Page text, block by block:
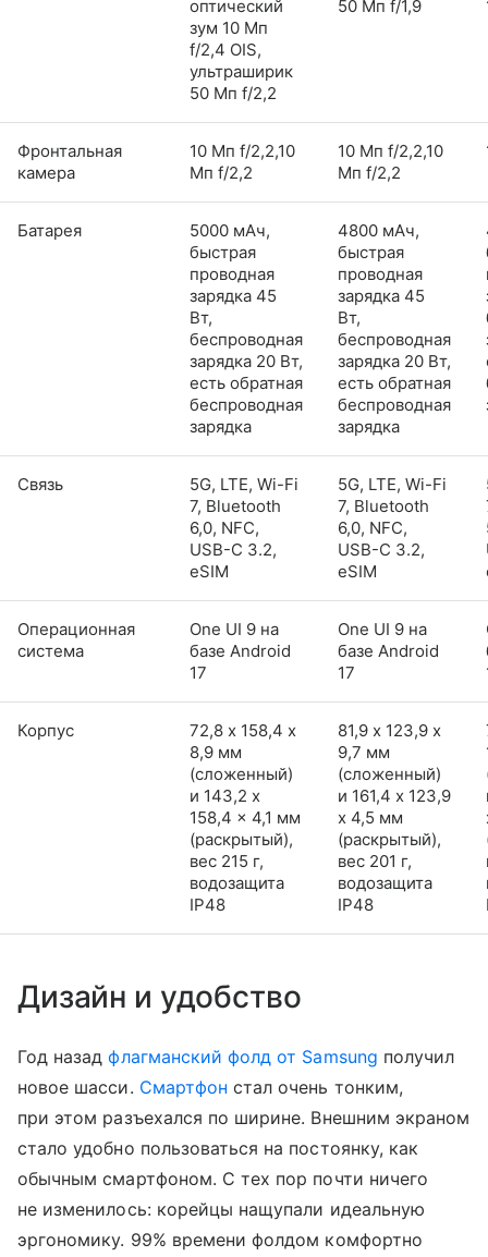
оптический
зум 10 Мп
f/2,4 OIS,
ультраширик
50 Мп f/2,2
50 Мп f/1,9
Фронтальная
камера
10 Мп f/2,2,10
Мп f/2,2
10 Мп f/2,2,10
Мп f/2,2
Батарея
5000 мАч,
быстрая
проводная
зарядка 45
Вт,
беспроводная
зарядка 20 Вт,
есть обратная
беспроводная
зарядка
4800 мАч,
быстрая
проводная
зарядка 45
Вт,
беспроводная
зарядка 20 Вт,
есть обратная
беспроводная
зарядка
Связь
5G, LTE, Wi-Fi
7, Bluetooth
6,0, NFC,
USB-C 3.2,
eSIM
5G, LTE, Wi-Fi
7, Bluetooth
6,0, NFC,
USB-C 3.2,
eSIM
Операционная
система
One UI 9 на
базе Android
17
One UI 9 на
базе Android
17
Корпус
72,8 х 158,4 х
8,9 мм
(сложенный)
и 143,2 x
158,4 x 4,1 мм
(раскрытый),
вес 215 г,
водозащита
IP48
81,9 х 123,9 х
9,7 мм
(сложенный)
и 161,4 x 123,9
x 4,5 мм
(раскрытый),
вес 201 г,
водозащита
IP48
Дизайн и удобство
Год назадфлагманский фолд от Samsung получил
новое шасси. Смартфон стал очень тонким,
при этом разъехался по ширине. Внешним экраном
стало удобно пользоваться на постоянку, как
обычным смартфоном. С тех пор почти ничего
не изменилось: корейцы нащупали идеальную
эргономику. 99% времени фолдом комфортно